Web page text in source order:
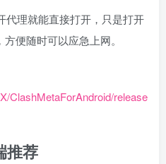
代理就能直接打开，只是打开
便随时可以应急上网。
ClashMetaForAndroid/release
推荐